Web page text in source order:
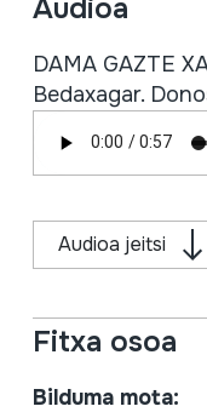
Audioa
DAMA GAZTE
Bedaxagar.
Audioa jeitsi
Fitxa osoa
Bilduma mota: